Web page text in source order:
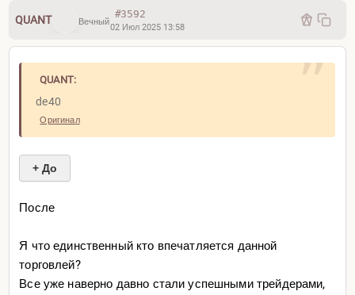
QUANT Вечный
#3592
02 Июл 2025 13:58
QUANT:
de40
Оригинал
+ До
После
Я что единственный кто впечатляется данной
торговлей?
Все уже наверно давно стали успешными трейдерами,